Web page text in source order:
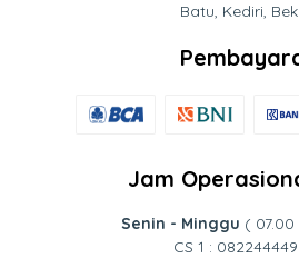
Batu, Kediri,
Jam
Senin - Minggu (
CS 1 :